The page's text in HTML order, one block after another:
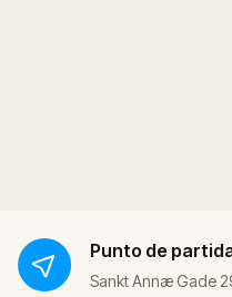
Punto de
Sankt Annæ Gade